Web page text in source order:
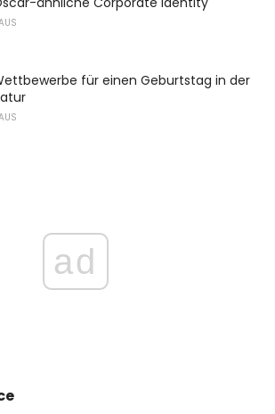
für einen Geburtstag in der
ad